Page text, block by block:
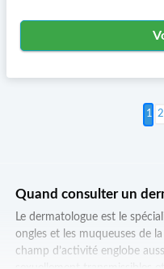
2
Quand consulter un
Le dermatologue est le
ongles et les muqueuses de
champ d’activité englobe